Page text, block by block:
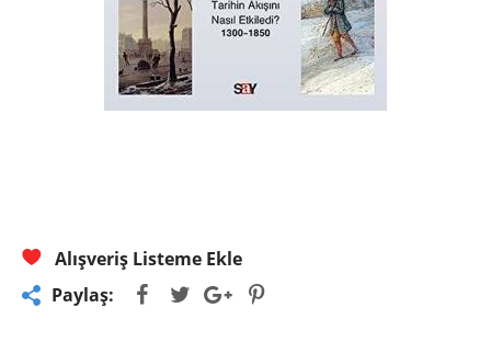
Alışveriş Listeme Ekle
Paylaş: